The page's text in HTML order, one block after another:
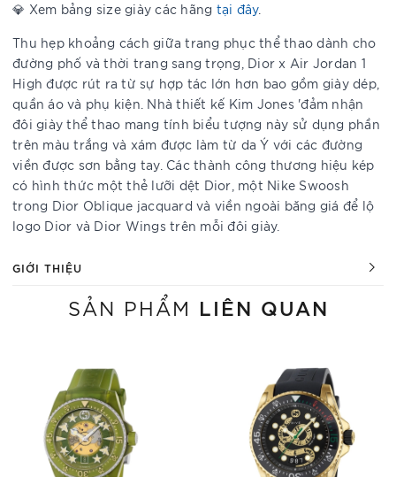
💎 Xem bảng size giày các hãng tại đây.
Thu hẹp khoảng cách giữa trang phục thể thao dành cho
đường phố và thời trang sang trọng, Dior x Air Jordan 1
High được rút ra từ sự hợp tác lớn hơn bao gồm giày dép,
quần áo và phụ kiện. Nhà thiết kế Kim Jones 'đảm nhận
đôi giày thể thao mang tính biểu tượng này sử dụng phần
trên màu trắng và xám được làm từ da Ý với các đường
viền được sơn bằng tay. Các thành công thương hiệu kép
có hình thức một thẻ lưỡi dệt Dior, một Nike Swoosh
trong Dior Oblique jacquard và viền ngoài băng giá để lộ
logo Dior và Dior Wings trên mỗi đôi giày.
GIỚI THIỆU
SẢN PHẨM LIÊN QUAN